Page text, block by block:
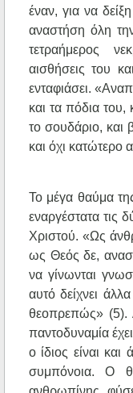
έναν, για να
αναστήση όλη
τετραήμερος
αισθήσεις του
ενταφιάσει.
και τα πόδια
το σουδάριο, και
και όχι κατώτερο
Το μέγα θαύμα
εναργέστατα τις
Χριστού. «Ως
ως Θεός δε,
να γίνωνται
αυτό δείχνει
θεοπρεπώς» (5).
παντοδυναμία
ο ίδιος είναι
συμπόνοια. Ο